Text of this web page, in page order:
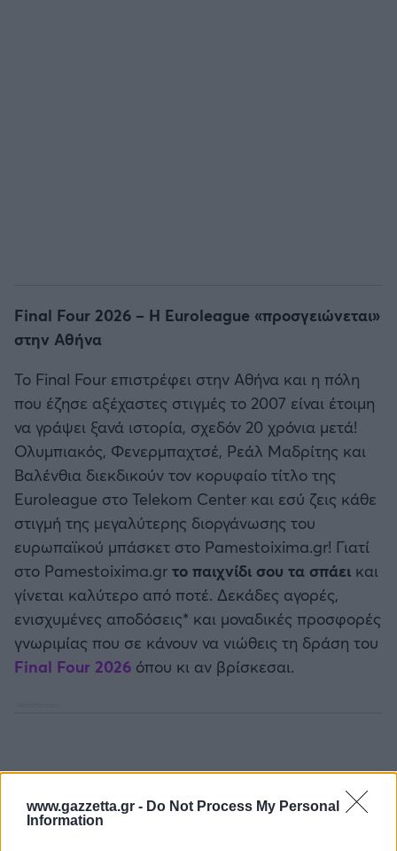
www.gazzetta.gr - Do Not Process My Personal
Information
Final Four 2026 – Η Euroleague «προσγειώνεται»
στην Αθήνα
Το Final Four επιστρέφει στην Αθήνα και η πόλη
που έζησε αξέχαστες στιγμές το 2007 είναι έτοιμη
να γράψει ξανά ιστορία, σχεδόν 20 χρόνια μετά!
Ολυμπιακός, Φενερμπαχτσέ, Ρεάλ Μαδρίτης και
Βαλένθια διεκδικούν τον κορυφαίο τίτλο της
Euroleague στο Telekom Center και εσύ ζεις κάθε
στιγμή της μεγαλύτερης διοργάνωσης του
ευρωπαϊκού μπάσκετ στο Pamestoixima.gr! Γιατί
στο Pamestoixima.gr το παιχνίδι σου τα σπάει και
γίνεται καλύτερο από ποτέ. Δεκάδες αγορές,
ενισχυμένες αποδόσεις* και μοναδικές προσφορές
γνωριμίας που σε κάνουν να νιώθεις τη δράση του
Final Four 2026 όπου κι αν βρίσκεσαι.